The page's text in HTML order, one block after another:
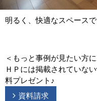
明るく、快適なスペースで
＜もっと事例が見たい方
ＨＰには掲載されていな
料プレゼント♪
資料請求